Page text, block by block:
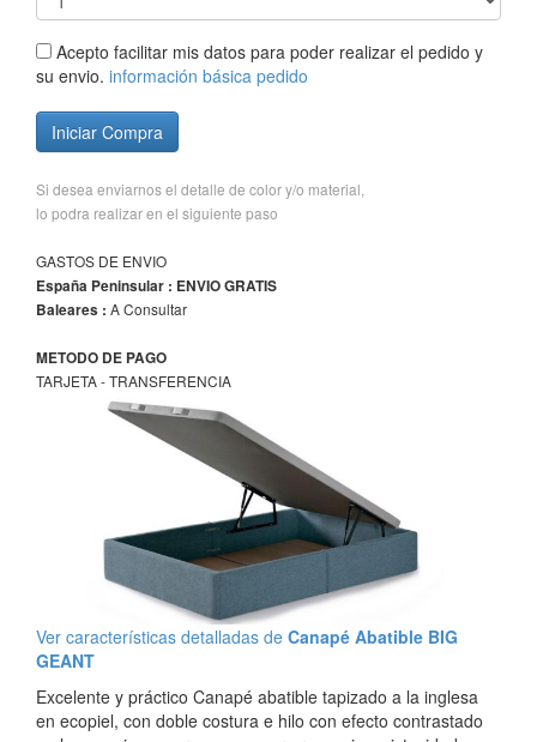
Acepto facilitar mis datos para poder realizar el pedido y
su envio. información básica pedido
Iniciar Compra
Si desea enviarnos el detalle de color y/o material,
lo podra realizar en el siguiente paso
GASTOS DE ENVIO
España Peninsular : ENVIO GRATIS
Baleares : A Consultar
METODO DE PAGO
TARJETA - TRANSFERENCIA
Ver características detalladas de Canapé Abatible BIG
GEANT
Excelente y práctico Canapé abatible tapizado a la inglesa
en ecopiel, con doble costura e hilo con efecto contrastado